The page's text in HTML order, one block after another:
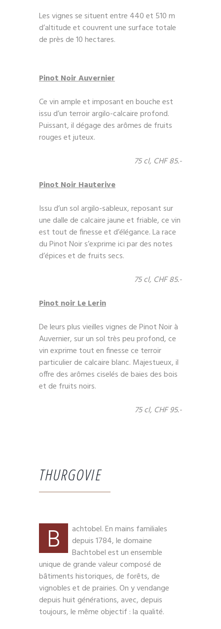
Les vignes se situent entre 440 et 510 m
d’altitude et couvrent une surface totale
de près de 10 hectares.
Pinot Noir Auvernier
Ce vin ample et imposant en bouche est
issu d’un terroir argilo-calcaire profond.
Puissant, il dégage des arômes de fruits
rouges et juteux.
75 cl, CHF 85.-
Pinot Noir Hauterive
Issu d’un sol argilo-sableux, reposant sur
une dalle de calcaire jaune et friable, ce vin
est tout de finesse et d’élégance. La race
du Pinot Noir s’exprime ici par des notes
d’épices et de fruits secs.
75 cl, CHF 85.-
Pinot noir Le Lerin
De leurs plus vieilles vignes de Pinot Noir à
Auvernier, sur un sol très peu profond, ce
vin exprime tout en finesse ce terroir
particulier de calcaire blanc. Majestueux, il
offre des arômes ciselés de baies des bois
et de fruits noirs.
75 cl, CHF 95.-
THURGOVIE
B
achtobel. En mains familiales
depuis 1784, le domaine
Bachtobel est un ensemble
unique de grande valeur composé de
bâtiments historiques, de forêts, de
vignobles et de prairies. On y vendange
depuis huit générations, avec, depuis
toujours, le même objectif : la qualité.